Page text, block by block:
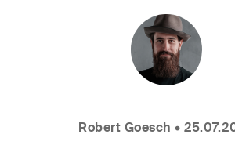
Robert Goesch •